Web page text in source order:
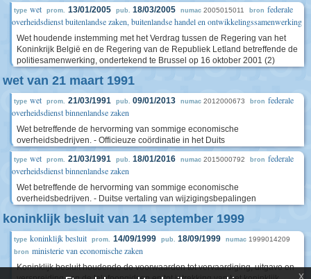
type wet prom. 13/01/2005 pub. 18/03/2005 numac 2005015011 bron federale
overheidsdienst buitenlandse zaken, buitenlandse handel en ontwikkelingssamenwerking
Wet houdende instemming met het Verdrag tussen de Regering van het
Koninkrijk België en de Regering van de Republiek Letland betreffende de
politiesamenwerking, ondertekend te Brussel op 16 oktober 2001 (2)
wet van 21 maart 1991
type wet prom. 21/03/1991 pub. 09/01/2013 numac 2012000673 bron federale
overheidsdienst binnenlandse zaken
Wet betreffende de hervorming van sommige economische
overheidsbedrijven. - Officieuze coördinatie in het Duits
type wet prom. 21/03/1991 pub. 18/01/2016 numac 2015000792 bron federale
overheidsdienst binnenlandse zaken
Wet betreffende de hervorming van sommige economische
overheidsbedrijven. - Duitse vertaling van wijzigingsbepalingen
koninklijk besluit van 14 september 1999
type koninklijk besluit prom. 14/09/1999 pub. 18/09/1999 numac 1999014209
bron ministerie van economische zaken
Koninklijk besluit houdende de voorwaarden tot vervaardiging, uitgave en
x